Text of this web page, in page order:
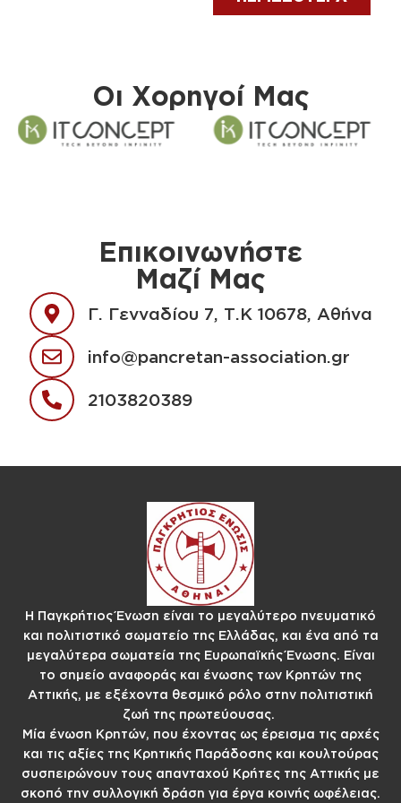
ΠΕΡΙΣΣΟΤΕΡΑ
Οι Χορηγοί Μας
Επικοινωνήστε
Μαζί Μας
Γ. Γενναδίου 7, Τ.Κ 10678, Αθήνα
info@pancretan-association.gr
2103820389
Η Παγκρήτιος Ένωση είναι το μεγαλύτερο πνευματικό
και πολιτιστικό σωματείο της Ελλάδας, και ένα από τα
μεγαλύτερα σωματεία της Ευρωπαϊκής Ένωσης. Είναι
το σημείο αναφοράς και ένωσης των Κρητών της
Αττικής, με εξέχοντα θεσμικό ρόλο στην πολιτιστική
ζωή της πρωτεύουσας.
Μία ένωση Κρητών, που έχοντας ως έρεισμα τις αρχές
και τις αξίες της Κρητικής Παράδοσης και κουλτούρας
συσπειρώνουν τους απανταχού Κρήτες της Αττικής με
σκοπό την συλλογική δράση για έργα κοινής ωφέλειας.